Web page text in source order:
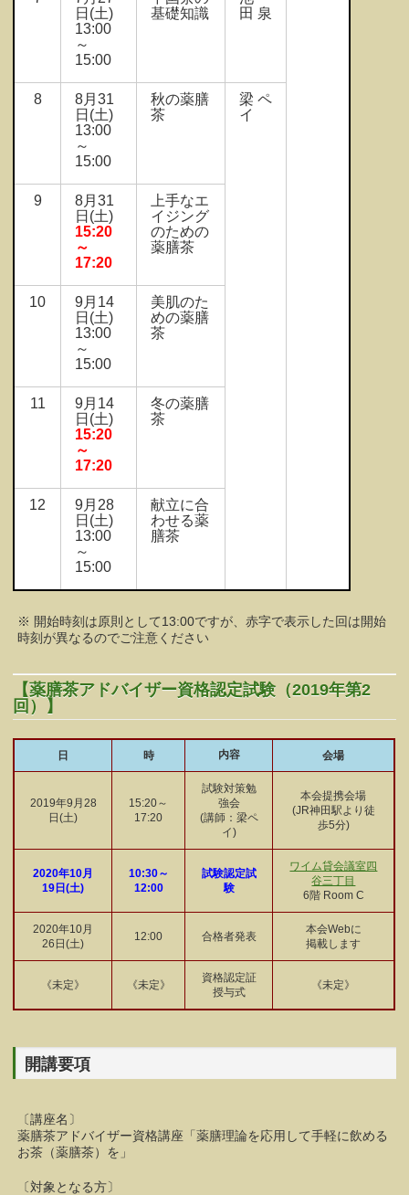
日(土)
13:00
～
15:00
基礎知識
田 泉
8
8月31
日(土)
13:00
～
15:00
秋の薬膳
茶
梁 ペ
イ
9
8月31
日(土)
15:20
～
17:20
上手なエ
イジング
のための
薬膳茶
10
9月14
日(土)
13:00
～
15:00
美肌のた
めの薬膳
茶
11
9月14
日(土)
15:20
～
17:20
冬の薬膳
茶
12
9月28
日(土)
13:00
～
15:00
献立に合
わせる薬
膳茶
※ 開始時刻は原則として13:00ですが、赤字で表示した回は開始
時刻が異なるのでご注意ください
【薬膳茶アドバイザー資格認定試験（2019年第2
回）】
日 時 内容 会場
2019年9月28
日(土)
15:20～
17:20
試験対策勉
強会
(講師：梁ペ
イ)
本会提携会場
(JR神田駅より徒
歩5分)
2020年10月
19日(土)
10:30～
12:00
試験認定試
験
ワイム貸会議室四
谷三丁目
6階 Room C
2020年10月
26日(土)
12:00 合格者発表
本会Webに
掲載します
《未定》 《未定》
資格認定証
授与式
《未定》
開講要項
〔講座名〕
薬膳茶アドバイザー資格講座「薬膳理論を応用して手軽に飲める
お茶（薬膳茶）を」
〔対象となる方〕